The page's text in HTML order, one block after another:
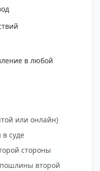
в любой
или онлайн)
в суде
стороны
второй